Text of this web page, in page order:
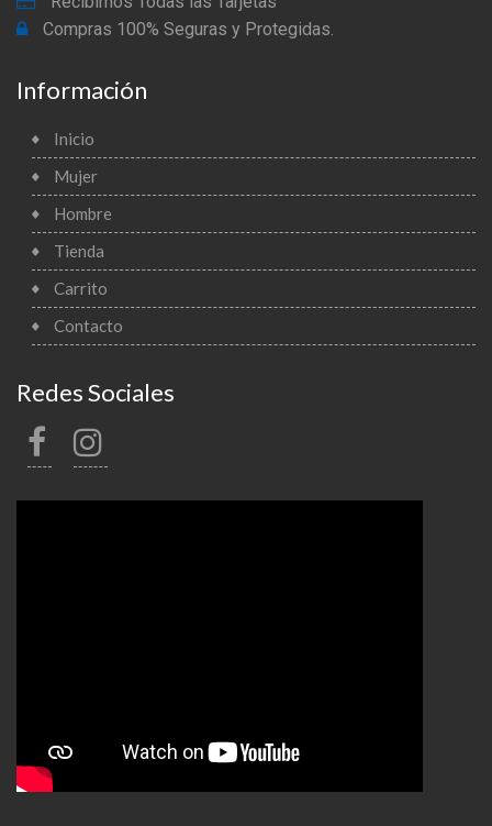
Compras 100% Seguras y Protegidas.
Información
Inicio
Mujer
Hombre
Tienda
Carrito
Contacto
Redes Sociales